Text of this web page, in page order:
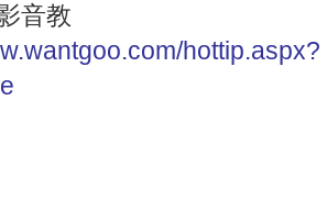
音教
hottip.aspx?